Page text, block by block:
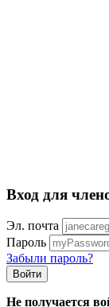
Вход для
Эл. почта
Пароль
Забыли пароль?
Не получается